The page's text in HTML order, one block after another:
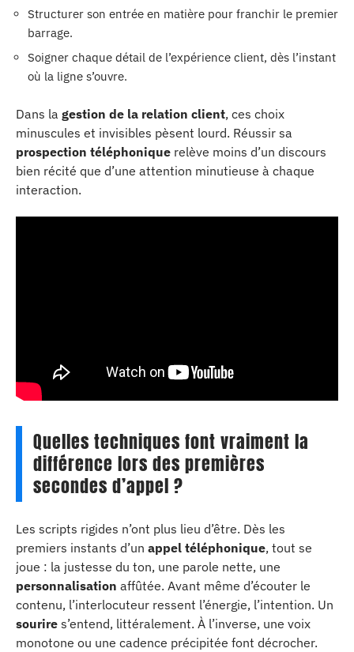
Structurer son entrée en matière pour franchir le premier
barrage.
Soigner chaque détail de l’expérience client, dès l’instant
où la ligne s’ouvre.
Dans la gestion de la relation client, ces choix
minuscules et invisibles pèsent lourd. Réussir sa
prospection téléphonique relève moins d’un discours
bien récité que d’une attention minutieuse à chaque
interaction.
Quelles techniques font vraiment la
différence lors des premières
secondes d’appel ?
Les scripts rigides n’ont plus lieu d’être. Dès les
premiers instants d’un appel téléphonique, tout se
joue : la justesse du ton, une parole nette, une
personnalisation affûtée. Avant même d’écouter le
contenu, l’interlocuteur ressent l’énergie, l’intention. Un
sourire s’entend, littéralement. À l’inverse, une voix
monotone ou une cadence précipitée font décrocher.